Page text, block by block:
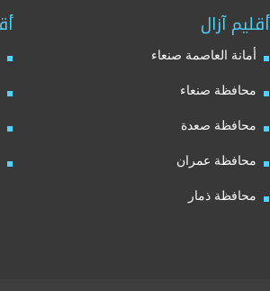
أقليم آزال
أمانة العاصمة صنعاء
محافظة صنعاء
محافظة صعدة
محافظة عمران
محافظة ذمار